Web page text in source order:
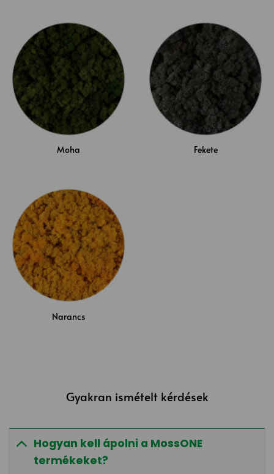
Moha Fekete
Narancs
Gyakran ismételt kérdések
Hogyan kell ápolni a MossONE
termékeket?